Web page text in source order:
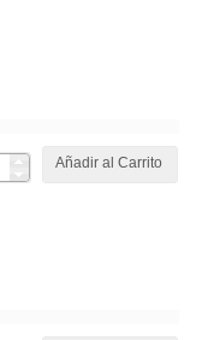
Añadir al Carrito